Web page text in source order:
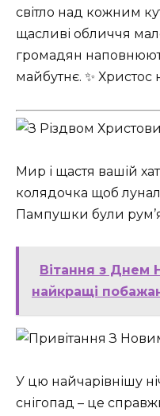
світло над кожним
щасливі обличчя
громадян
майбутнє. ✨
Мир і щастя вашій
колядочка щоб
Пампушки були
Вітання з Днем
найкращі
У цю найчарівнішу
снігопад – це